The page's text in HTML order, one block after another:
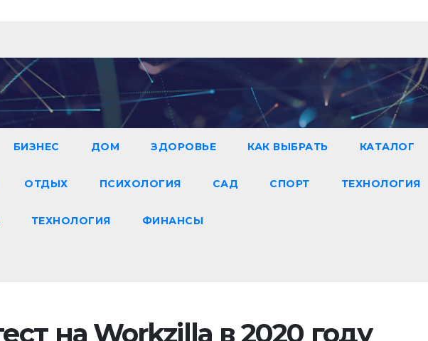
БИЗНЕС ДОМ ЗДОРОВЬЕ КАК ВЫБРАТЬ КАТАЛОГ
ОТДЫХ ПСИХОЛОГИЯ САД СПОРТ ТЕХНОЛОГИЯ
ТЕХНОЛОГИЯ ФИНАНСЫ
на Workzilla в 2020 году